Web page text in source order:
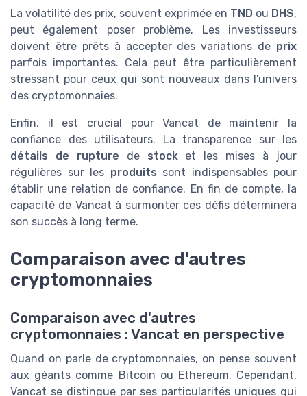
La volatilité des prix, souvent exprimée en TND ou DHS,
peut également poser problème. Les investisseurs
doivent être prêts à accepter des variations de prix
parfois importantes. Cela peut être particulièrement
stressant pour ceux qui sont nouveaux dans l'univers
des cryptomonnaies.
Enfin, il est crucial pour Vancat de maintenir la
confiance des utilisateurs. La transparence sur les
détails de rupture de stocket les mises à jour
régulières sur les produits sont indispensables pour
établir une relation de confiance. En fin de compte, la
capacité de Vancat à surmonter ces défis déterminera
son succès à long terme.
Comparaison avec d'autres
cryptomonnaies
Comparaison avec d'autres
cryptomonnaies : Vancat en perspective
Quand on parle de cryptomonnaies, on pense souvent
aux géants comme Bitcoin ou Ethereum. Cependant,
Vancat se distingue par ses particularités uniques qui